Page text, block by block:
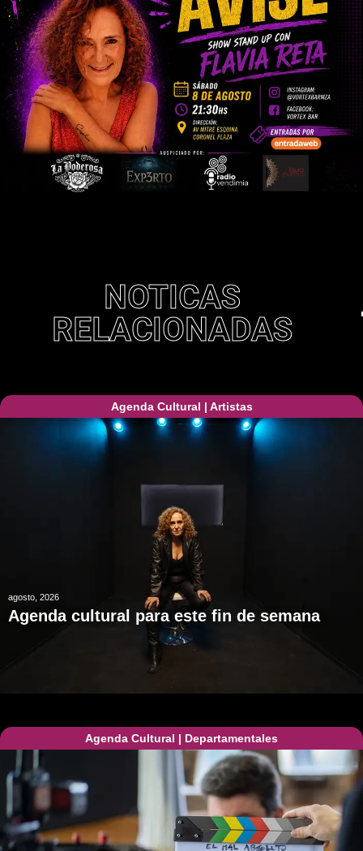
NOTICAS
RELACIONADAS
Agenda Cultural | Artistas
agosto, 2026
Agenda cultural para este fin de semana
Agenda Cultural | Departamentales